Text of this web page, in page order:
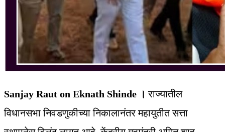
Sanjay Raut on Eknath Shinde ।राज्यातील
विधानसभा निवडणुकीच्या निकालानंतर महायुतीत सत्ता